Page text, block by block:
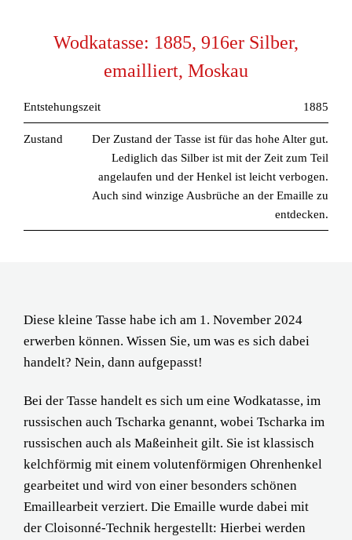
Wodkatasse: 1885, 916er Silber,
emailliert, Moskau
Entstehungszeit 1885
Zustand
Der Zustand der Tasse ist für das hohe Alter gut.
Lediglich das Silber ist mit der Zeit zum Teil
angelaufen und der Henkel ist leicht verbogen.
Auch sind winzige Ausbrüche an der Emaille zu
entdecken.
Diese kleine Tasse habe ich am 1. November 2024
erwerben können. Wissen Sie, um was es sich dabei
handelt? Nein, dann aufgepasst!
Bei der Tasse handelt es sich um eine Wodkatasse, im
russischen auch Tscharka genannt, wobei Tscharka im
russischen auch als Maßeinheit gilt. Sie ist klassisch
kelchförmig mit einem volutenförmigen Ohrenhenkel
gearbeitet und wird von einer besonders schönen
Emaillearbeit verziert. Die Emaille wurde dabei mit
der Cloisonné-Technik hergestellt: Hierbei werden